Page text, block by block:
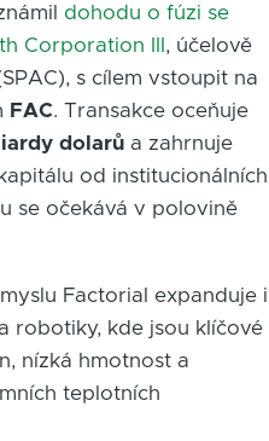
dohodu o fúzi se
Corporation III , účelově
s cílem vstoupit na
FAC. Transakce oceňuje
dolarů a zahrnuje
od institucionálních
se očekává v polovině
Factorial expanduje i
robotiky, kde jsou klíčové
nízká hmotnost a
teplotních